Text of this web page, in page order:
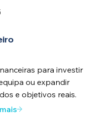
para investir
ou expandir
e objetivos reais.